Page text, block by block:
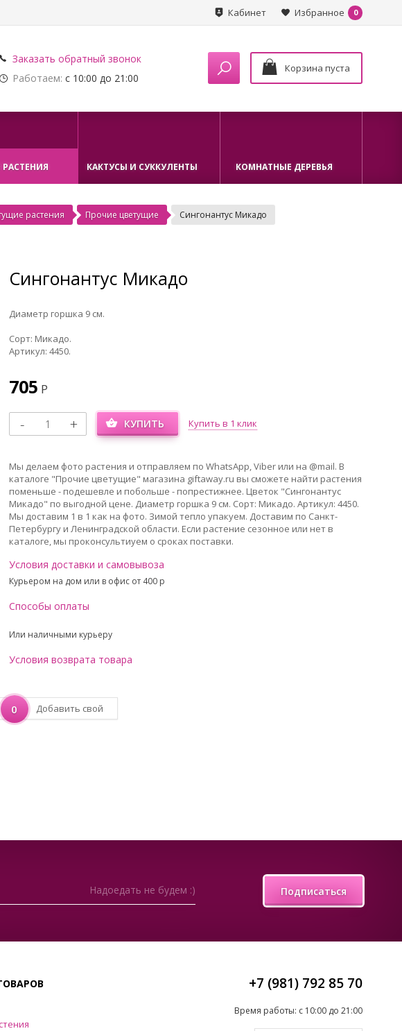
Избранное 0
Кабинет
Заказать обратный звонок
Работаем: с 10:00 до 21:00
Корзина пуста
КАКТУСЫ И СУККУЛЕНТЫ КОМНАТНЫЕ ДЕРЕВЬЯ
растения Прочие цветущие Сингонантус Микадо
Сингонантус Микадо
Диаметр горшка 9 см.
Сорт: Микадо.
Артикул: 4450.
705 Р
КУПИТЬ Купить в 1 клик
Мы делаем фото растения и отправляем по WhatsApp, Viber или на @mail. В
каталоге "Прочие цветущие" магазина giftaway.ru вы сможете найти растения
поменьше - подешевле и побольше - попрестижнее. Цветок "Сингонантус
Микадо" по выгодной цене. Диаметр горшка 9 см. Сорт: Микадо. Артикул: 4450.
Мы доставим 1 в 1 как на фото. Зимой тепло упакуем. Доставим по Санкт-
Петербургу и Ленинградской области. Если растение сезонное или нет в
каталоге, мы проконсультиуем о сроках поставки.
Условия доставки и самовывоза
Курьером на дом или в офис от 400 p
Способы оплаты
Или наличными курьеру
Условия возврата товара
0 Добавить свой
Надоедать не будем :) Подписаться
+7 (981) 792 85 70
Время работы: с 10:00 до 21:00